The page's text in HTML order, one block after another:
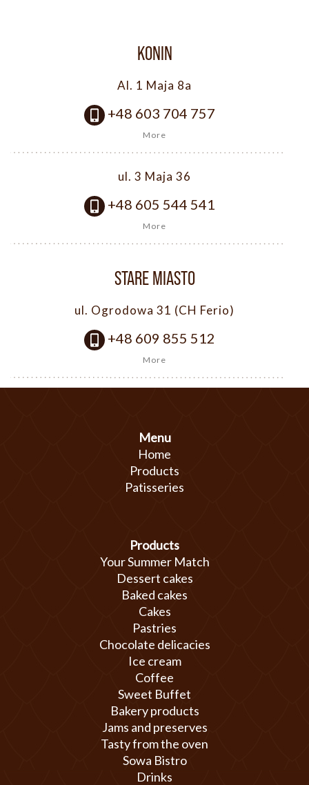
KONIN
Al. 1 Maja 8a
+48 603 704 757
More
ul. 3 Maja 36
+48 605 544 541
More
STARE MIASTO
ul. Ogrodowa 31 (CH Ferio)
+48 609 855 512
More
Menu
Home
Products
Patisseries
Products
Your Summer Match
Dessert cakes
Baked cakes
Cakes
Pastries
Chocolate delicacies
Ice cream
Coffee
Sweet Buffet
Bakery products
Jams and preserves
Tasty from the oven
Sowa Bistro
Drinks